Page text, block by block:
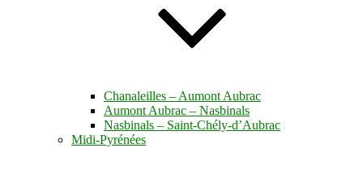
Chanaleilles – Aumont Aubrac
Aumont Aubrac – Nasbinals
Nasbinals – Saint-Chély-d’Aubrac
Midi-Pyrénées